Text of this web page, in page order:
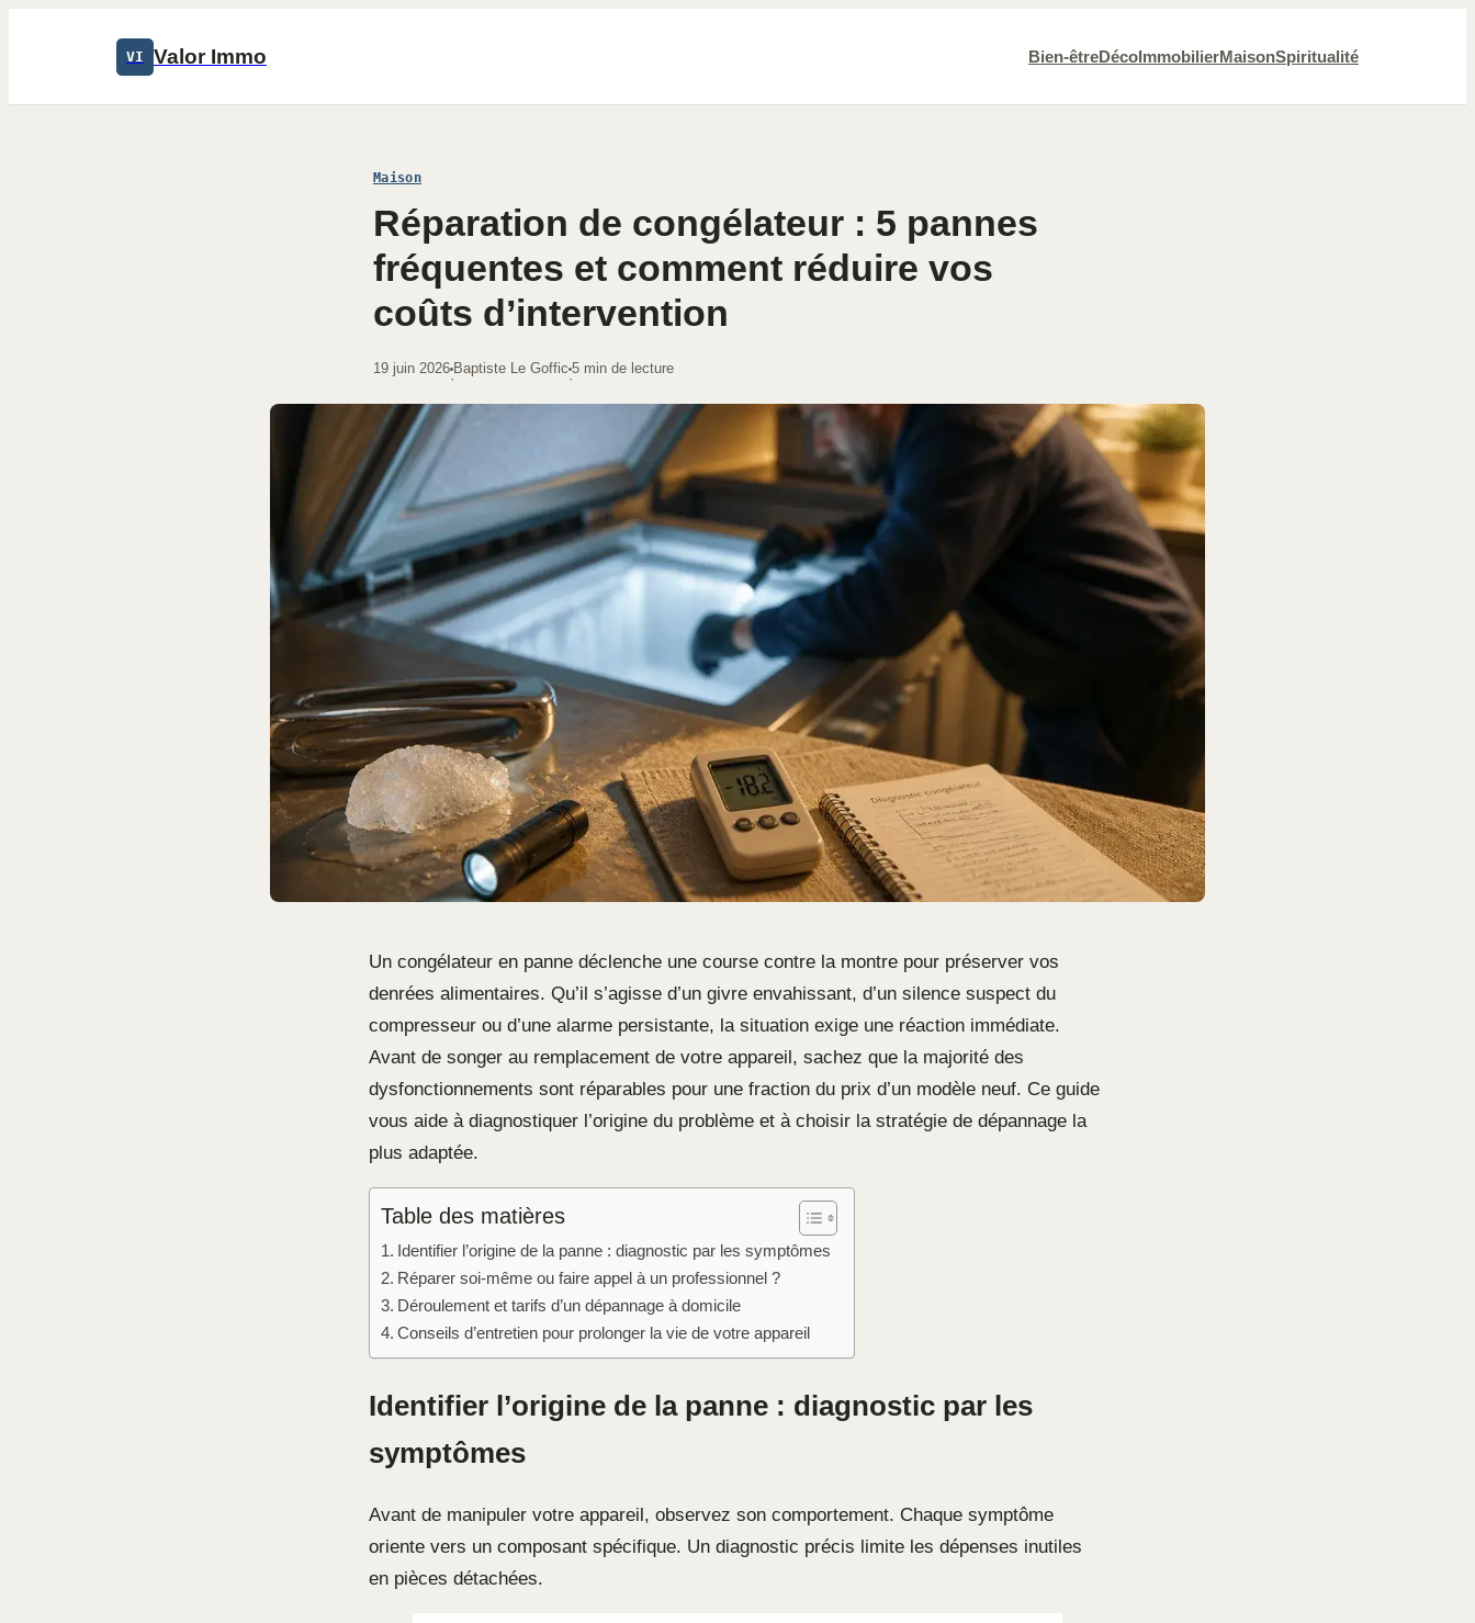
VI Valor Immo Bien-êtreDécoImmobilierMaisonSpiritualité
Maison
Réparation de congélateur : 5 pannes
fréquentes et comment réduire vos
coûts d’intervention
19 juin 2026
·
Baptiste Le Goffic
·
5 min de lecture
Un congélateur en panne déclenche une course contre la montre pour préserver vos
denrées alimentaires. Qu’il s’agisse d’un givre envahissant, d’un silence suspect du
compresseur ou d’une alarme persistante, la situation exige une réaction immédiate.
Avant de songer au remplacement de votre appareil, sachez que la majorité des
dysfonctionnements sont réparables pour une fraction du prix d’un modèle neuf. Ce guide
vous aide à diagnostiquer l’origine du problème et à choisir la stratégie de dépannage la
plus adaptée.
Table des matières
Identifier l’origine de la panne : diagnostic par les symptômes
Réparer soi-même ou faire appel à un professionnel ?
Déroulement et tarifs d’un dépannage à domicile
Conseils d’entretien pour prolonger la vie de votre appareil
Identifier l’origine de la panne : diagnostic par les
symptômes
Avant de manipuler votre appareil, observez son comportement. Chaque symptôme
oriente vers un composant spécifique. Un diagnostic précis limite les dépenses inutiles
en pièces détachées.